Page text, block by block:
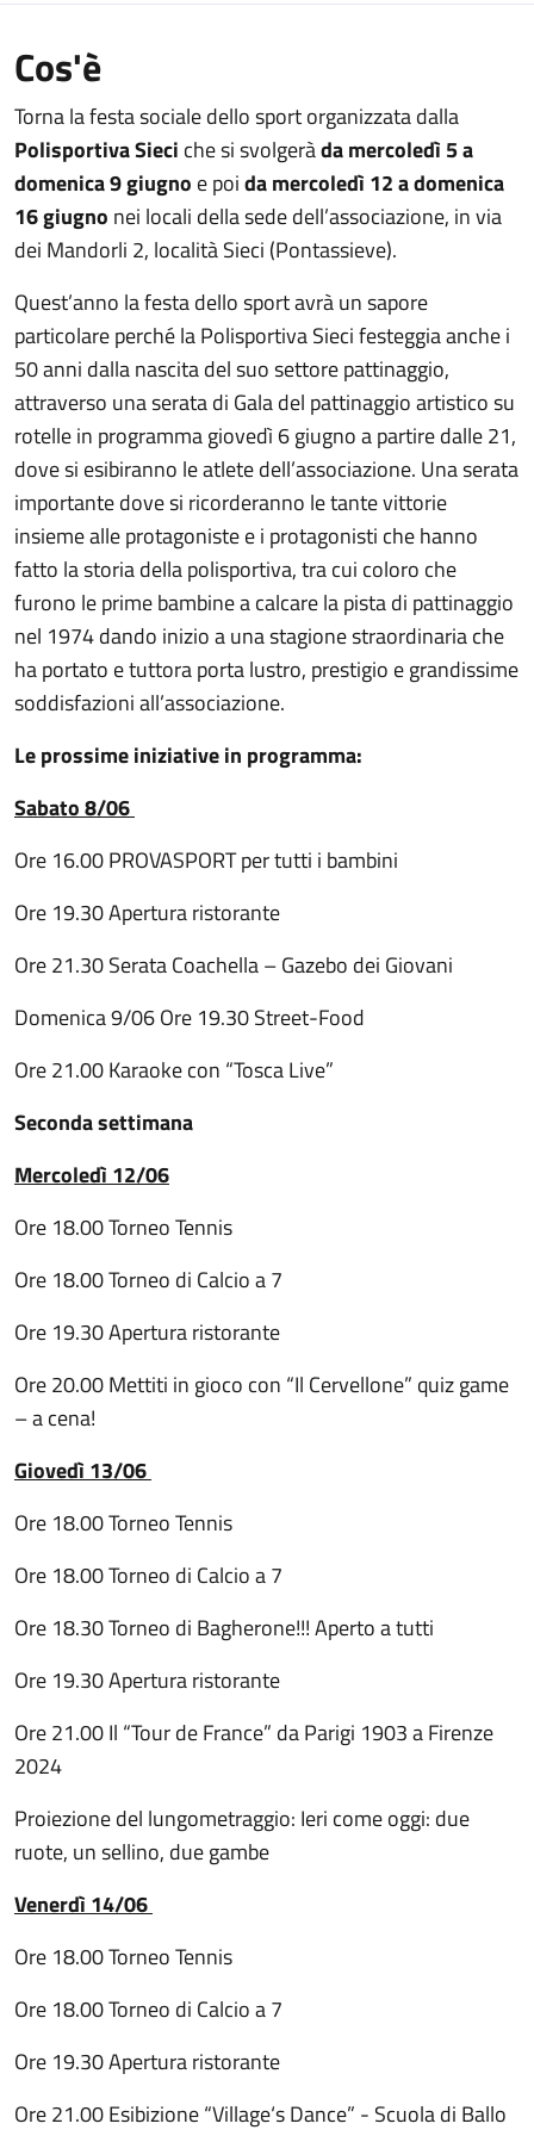
Cos'è
Torna la festa sociale dello sport organizzata dalla
Polisportiva Sieci che si svolgeràda mercoledì 5 a
domenica 9 giugno e poida mercoledì 12 a domenica
16 giugno nei locali della sede dell’associazione, in via
dei Mandorli 2, località Sieci (Pontassieve).
Quest’anno la festa dello sport avrà un sapore
particolare perché la Polisportiva Sieci festeggia anche i
50 anni dalla nascita del suo settore pattinaggio,
attraverso una serata di Gala del pattinaggio artistico su
rotelle in programma giovedì 6 giugno a partire dalle 21,
dove si esibiranno le atlete dell’associazione. Una serata
importante dove si ricorderanno le tante vittorie
insieme alle protagoniste e i protagonisti che hanno
fatto la storia della polisportiva, tra cui coloro che
furono le prime bambine a calcare la pista di pattinaggio
nel 1974 dando inizio a una stagione straordinaria che
ha portato e tuttora porta lustro, prestigio e grandissime
soddisfazioni all’associazione.
Le prossime iniziative in programma:
Sabato 8/06
Ore 16.00 PROVASPORT per tutti i bambini
Ore 19.30 Apertura ristorante
Ore 21.30 Serata Coachella – Gazebo dei Giovani
Domenica 9/06 Ore 19.30 Street-Food
Ore 21.00 Karaoke con “Tosca Live”
Seconda settimana
Mercoledì 12/06
Ore 18.00 Torneo Tennis
Ore 18.00 Torneo di Calcio a 7
Ore 19.30 Apertura ristorante
Ore 20.00 Mettiti in gioco con “Il Cervellone” quiz game
– a cena!
Giovedì 13/06
Ore 18.00 Torneo Tennis
Ore 18.00 Torneo di Calcio a 7
Ore 18.30 Torneo di Bagherone!!! Aperto a tutti
Ore 19.30 Apertura ristorante
Ore 21.00 Il “Tour de France” da Parigi 1903 a Firenze
2024
Proiezione del lungometraggio: Ieri come oggi: due
ruote, un sellino, due gambe
Venerdì 14/06
Ore 18.00 Torneo Tennis
Ore 18.00 Torneo di Calcio a 7
Ore 19.30 Apertura ristorante
Ore 21.00 Esibizione “Village‘s Dance” - Scuola di Ballo